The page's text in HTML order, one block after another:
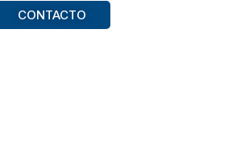
CONTACTO